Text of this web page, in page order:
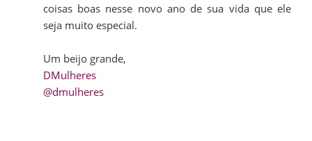
coisas boas nesse novo ano de sua vida que ele
seja muito especial.
Um beijo grande,
DMulheres
@dmulheres